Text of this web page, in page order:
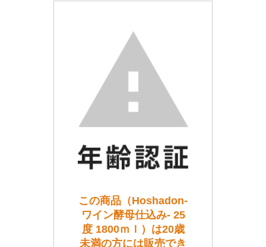
この商品（Hoshadon-
ワイン酵母仕込み- 25
度 1800ｍｌ）は20歳
未満の方には販売でき